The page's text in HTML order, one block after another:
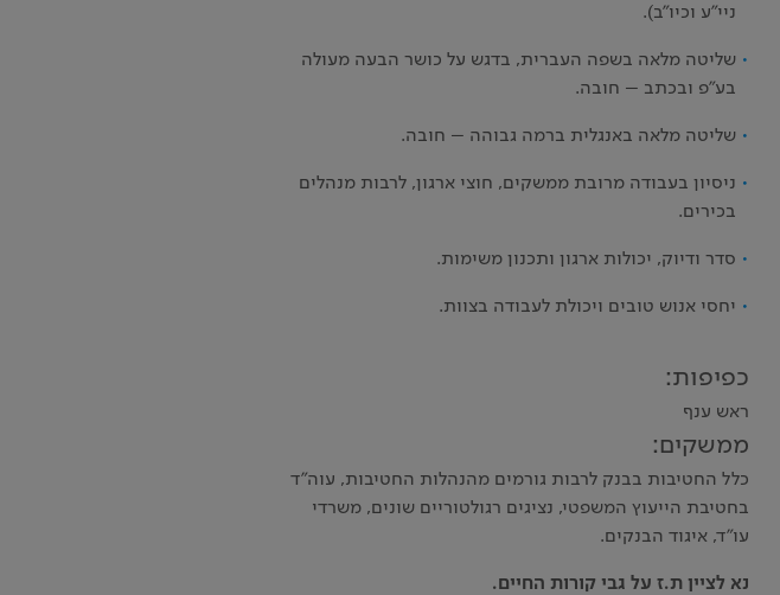
ניי"ע וכיו"ב).
שליטה מלאה בשפה העברית, בדגש על כושר הבעה מעולה
בע"פ ובכתב – חובה.
שליטה מלאה באנגלית ברמה גבוהה – חובה.
ניסיון בעבודה מרובת ממשקים, חוצי ארגון, לרבות מנהלים
בכירים.
סדר ודיוק, יכולות ארגון ותכנון משימות.
יחסי אנוש טובים ויכולת לעבודה בצוות.
כפיפות:
ראש ענף
ממשקים:
כלל החטיבות בבנק לרבות גורמים מהנהלות החטיבות, עוה"ד
בחטיבת הייעוץ המשפטי, נציגים רגולטוריים שונים, משרדי
עו"ד, איגוד הבנקים.
נא לציין ת.ז על גבי קורות החיים.